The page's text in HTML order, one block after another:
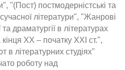
"(Пост) постмодерністські та
літератури", "Жанрові
драматургії в літературах
ХХ – початку ХХІ ст.",
в літературних студіях"
роботу над